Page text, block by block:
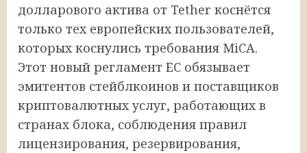
долларового актива от Tether коснётся
только тех европейских пользователей,
которых коснулись требования MiCA.
Этот новый регламент ЕС обязывает
эмитентов стейблкоинов и поставщиков
криптовалютных услуг, работающих в
странах блока, соблюдения правил
лицензирования, резервирования,